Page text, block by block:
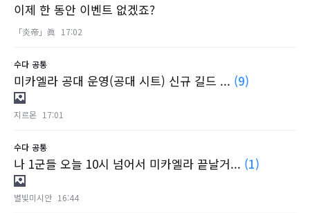
이제 한 동안 이벤트 없겠죠?
「炎帝」眞 17:02
수다 공통
미카엘라 공대 운영(공대 시트) 신규 길드 ... (9)
지르몬 17:01
수다 공통
나 1군들 오늘 10시 넘어서 미카엘라 끝날거... (1)
별빛미시안 16:44